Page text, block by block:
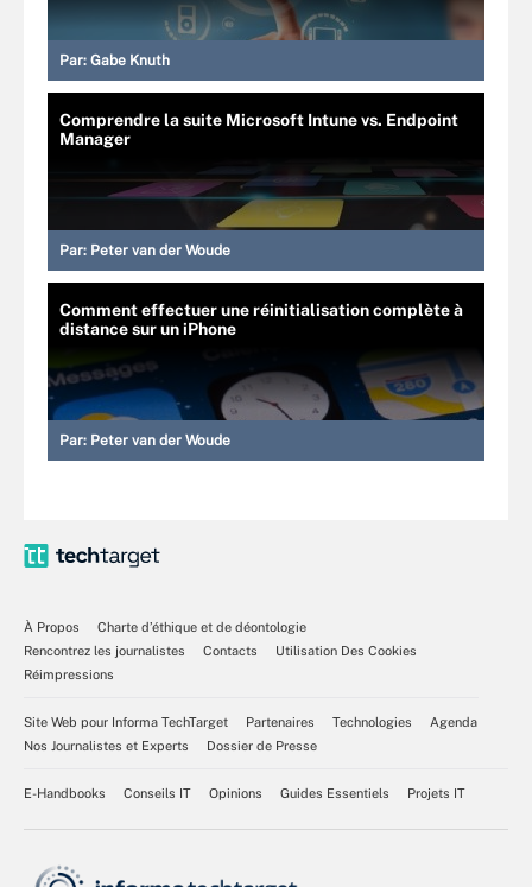
Par: Gabe Knuth
Comprendre la suite Microsoft Intune vs. Endpoint
Manager
Par: Peter van der Woude
Comment effectuer une réinitialisation complète à
distance sur un iPhone
Par: Peter van der Woude
À Propos
Charte d’éthique et de déontologie
Rencontrez les journalistes
Contacts
Utilisation Des Cookies
Réimpressions
Site Web pour Informa TechTarget Partenaires Technologies
Agenda
Nos Journalistes et Experts
Dossier de Presse
E-Handbooks Conseils IT Opinions Guides Essentiels Projets IT